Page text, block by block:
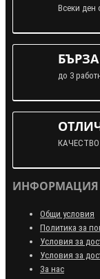
Всеки ден
до 3
КАЧЕСТВО
ИНФОРМАЦИЯ
Общи условия
Политика за
Условия за
Условия за
За нас